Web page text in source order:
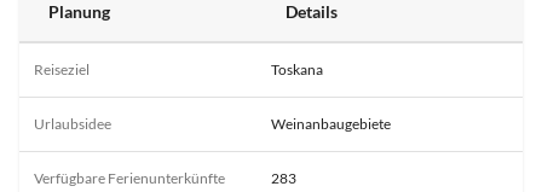
Planung Details
Reiseziel Toskana
Urlaubsidee Weinanbaugebiete
Verfügbare Ferienunterkünfte 283